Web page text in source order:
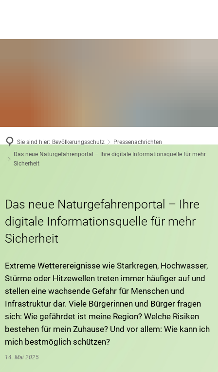
Sie sind hier: Bevölkerungsschutz
Pressenachrichten
Das neue Naturgefahrenportal – Ihre digitale Informationsquelle für mehr
Sicherheit
Das neue Naturgefahrenportal – Ihre
digitale Informationsquelle für mehr
Sicherheit
Extreme Wetterereignisse wie Starkregen, Hochwasser,
Stürme oder Hitzewellen treten immer häufiger auf und
stellen eine wachsende Gefahr für Menschen und
Infrastruktur dar. Viele Bürgerinnen und Bürger fragen
sich: Wie gefährdet ist meine Region? Welche Risiken
bestehen für mein Zuhause? Und vor allem: Wie kann ich
mich bestmöglich schützen?
14. Mai 2025